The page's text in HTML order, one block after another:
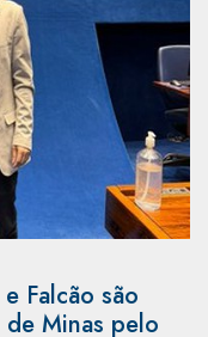
Falcão são
Minas pelo